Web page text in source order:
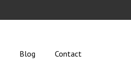
Blog Contact